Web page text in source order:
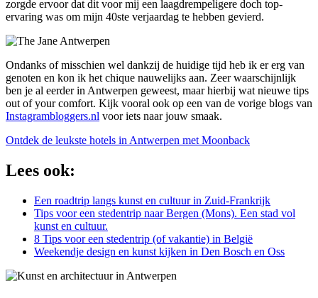
zorgde ervoor dat dit voor mij een laagdrempeligere doch top-
ervaring was om mijn 40ste verjaardag te hebben gevierd.
Ondanks of misschien wel dankzij de huidige tijd heb ik er erg van
genoten en kon ik het chique nauwelijks aan. Zeer waarschijnlijk
ben je al eerder in Antwerpen geweest, maar hierbij wat nieuwe tips
out of your comfort. Kijk vooral ook op een van de vorige blogs van
Instagrambloggers.nl voor iets naar jouw smaak.
Ontdek de leukste hotels in Antwerpen met Moonback
Lees ook:
Een roadtrip langs kunst en cultuur in Zuid-Frankrijk
Tips voor een stedentrip naar Bergen (Mons). Een stad vol
kunst en cultuur.
8 Tips voor een stedentrip (of vakantie) in België
Weekendje design en kunst kijken in Den Bosch en Oss